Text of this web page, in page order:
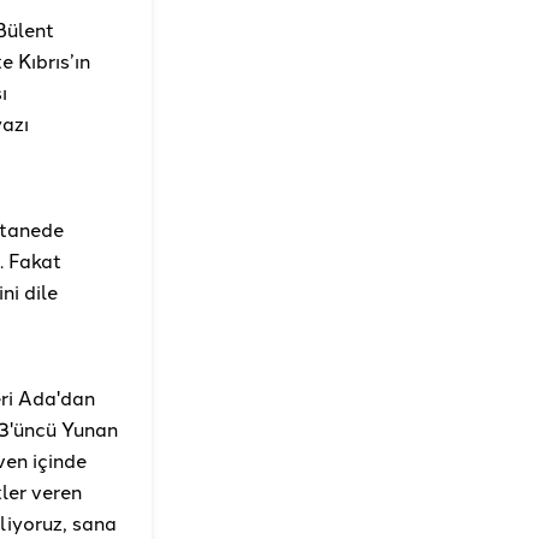
Fakat
dile
Ada'dan
Yunan
içinde
veren
sana